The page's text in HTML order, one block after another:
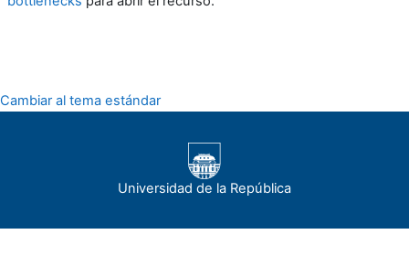
Cambiar al tema estándar
Universidad de la República